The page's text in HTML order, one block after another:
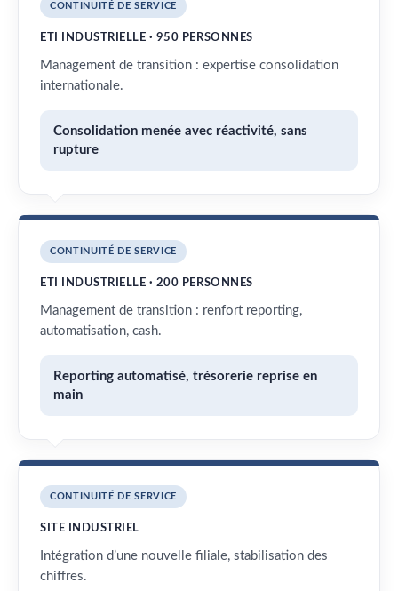
CONTINUITÉ DE SERVICE
ETI INDUSTRIELLE · 950 PERSONNES
Management de transition : expertise consolidation
internationale.
Consolidation menée avec réactivité, sans
rupture
CONTINUITÉ DE SERVICE
ETI INDUSTRIELLE · 200 PERSONNES
Management de transition : renfort reporting,
automatisation, cash.
Reporting automatisé, trésorerie reprise en
main
CONTINUITÉ DE SERVICE
SITE INDUSTRIEL
Intégration d’une nouvelle filiale, stabilisation des
chiffres.